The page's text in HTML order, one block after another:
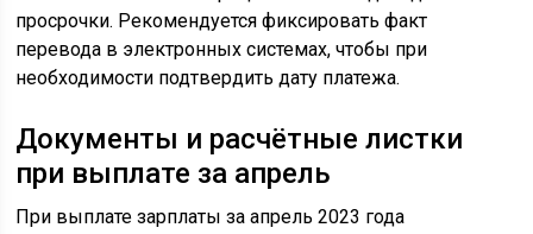
просрочки. Рекомендуется фиксировать факт
перевода в электронных системах, чтобы при
необходимости подтвердить дату платежа.
Документы и расчётные листки
при выплате за апрель
При выплате зарплаты за апрель 2023 года